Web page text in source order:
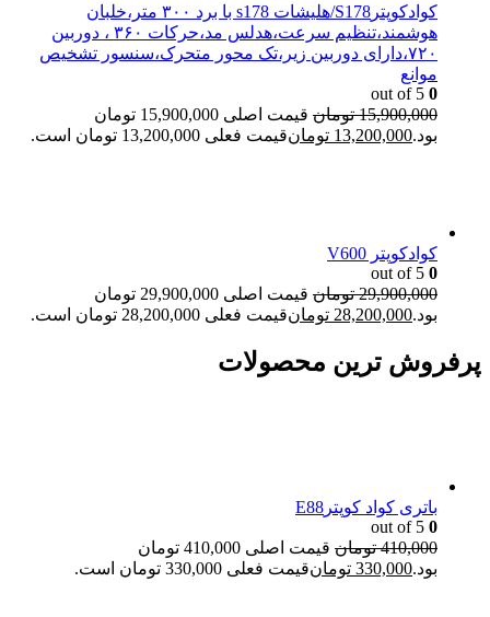
کوادکوپترS178/هلیشات s178 با برد ۳۰۰ متر،خلبان
هوشمند،تنظیم سرعت،هدلس مد،حرکات ۳۶۰ ، دوربین
۷۲۰،دارای دوربین زیر،تک محور متحرک،سنسور تشخیص
موانع
0
15,900,000 تومان
قیمت اصلی 15,900,000 تومان
بود.13,200,000 تومانقیمت فعلی 13,200,000 تومان است.
کوادکوپتر V600
0
29,900,000 تومان
قیمت اصلی 29,900,000 تومان
بود.28,200,000 تومانقیمت فعلی 28,200,000 تومان است.
پرفروش ترین محصولات
باتری کواد کوپترE88
0
410,000 تومان
قیمت اصلی 410,000 تومان
بود.330,000 تومانقیمت فعلی 330,000 تومان است.